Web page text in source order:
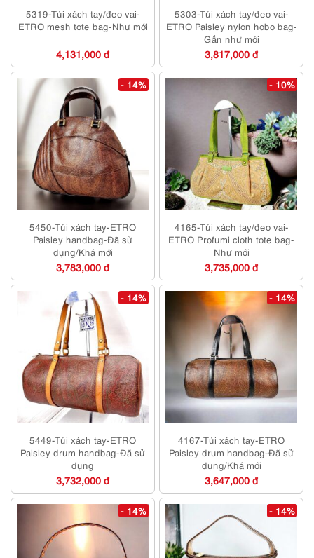
5319-Túi xách tay/đeo vai-
ETRO mesh tote bag-Như mới
4,131,000 đ
5303-Túi xách tay/đeo vai-
ETRO Paisley nylon hobo bag-
Gần như mới
3,817,000 đ
- 14%
5450-Túi xách tay-ETRO
Paisley handbag-Đã sử
dụng/Khá mới
3,783,000 đ
- 10%
4165-Túi xách tay/đeo vai-
ETRO Profumi cloth tote bag-
Như mới
3,735,000 đ
- 14%
5449-Túi xách tay-ETRO
Paisley drum handbag-Đã sử
dụng
3,732,000 đ
- 14%
4167-Túi xách tay-ETRO
Paisley drum handbag-Đã sử
dụng/Khá mới
3,647,000 đ
- 14% - 14%